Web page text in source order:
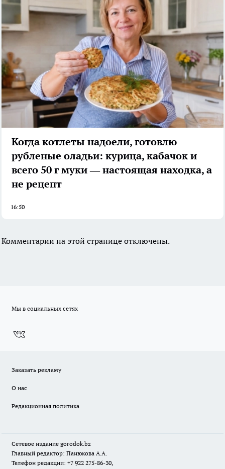
Когда котлеты надоели, готовлю
рубленые оладьи: курица, кабачок и
всего 50 г муки — настоящая находка, а
не рецепт
16:50
Комментарии на этой странице отключены.
Мы в социальных сетях
Заказать рекламу
О нас
Редакционная политика
Сетевое издание gorodok.bz
Главный редактор: Панюкова А.А.
Телефон редакции: +7 922 275-86-30,